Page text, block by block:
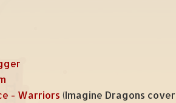
- Warriors (Imagine Dragons